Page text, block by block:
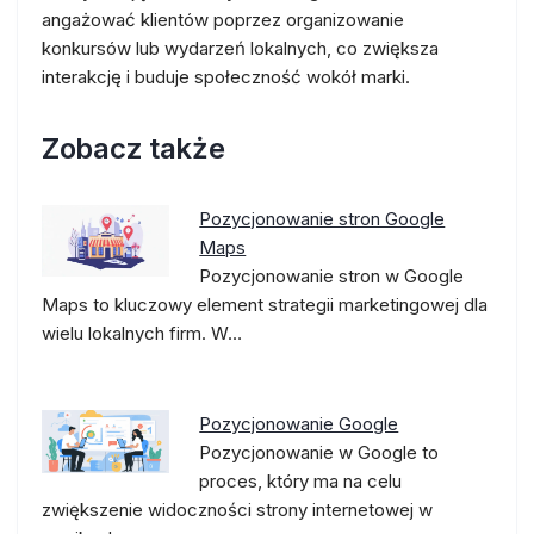
angażować klientów poprzez organizowanie
konkursów lub wydarzeń lokalnych, co zwiększa
interakcję i buduje społeczność wokół marki.
Zobacz także
Pozycjonowanie stron Google
Maps
Pozycjonowanie stron w Google
Maps to kluczowy element strategii marketingowej dla
wielu lokalnych firm. W…
Pozycjonowanie Google
Pozycjonowanie w Google to
proces, który ma na celu
zwiększenie widoczności strony internetowej w